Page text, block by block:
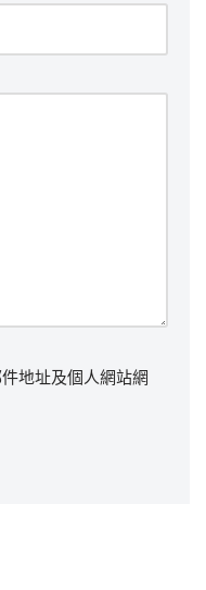
地址及個人網站網